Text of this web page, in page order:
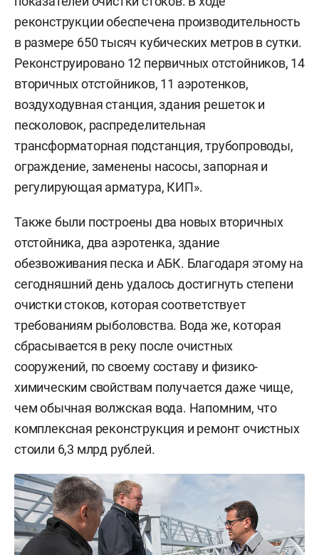
реконструкции обеспечена производительность
в размере 650 тысяч кубических метров в сутки.
Реконструировано 12 первичных отстойников, 14
вторичных отстойников, 11 аэротенков,
воздуходувная станция, здания решеток и
песколовок, распределительная
трансформаторная подстанция, трубопроводы,
ограждение, заменены насосы, запорная и
регулирующая арматура, КИП».
Также были построены два новых вторичных
отстойника, два аэротенка, здание
обезвоживания песка и АБК. Благодаря этому на
сегодняшний день удалось достигнуть степени
очистки стоков, которая соответствует
требованиям рыболовства. Вода же, которая
сбрасывается в реку после очистных
сооружений, по своему составу и физико-
химическим свойствам получается даже чище,
чем обычная волжская вода. Напомним, что
комплексная реконструкция и ремонт очистных
стоили 6,3 млрд рублей.